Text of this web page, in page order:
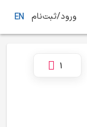
ورود/ثبت‌نام EN
1